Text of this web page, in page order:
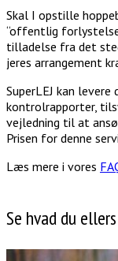
Skal I opstille
“offentlig
tilladelse fra det
jeres arrangement
SuperLEJ kan
kontrolrapporter,
vejledning til at
Prisen for denne
Læs mere i vores
Se hvad du